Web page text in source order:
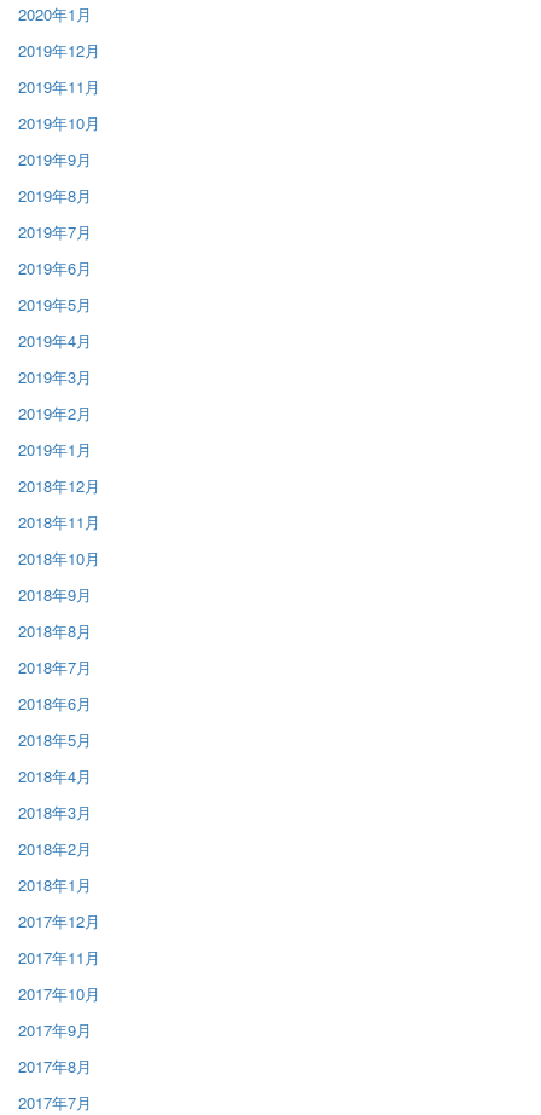
2020年1月
2019年12月
2019年11月
2019年10月
2019年9月
2019年8月
2019年7月
2019年6月
2019年5月
2019年4月
2019年3月
2019年2月
2019年1月
2018年12月
2018年11月
2018年10月
2018年9月
2018年8月
2018年7月
2018年6月
2018年5月
2018年4月
2018年3月
2018年2月
2018年1月
2017年12月
2017年11月
2017年10月
2017年9月
2017年8月
2017年7月